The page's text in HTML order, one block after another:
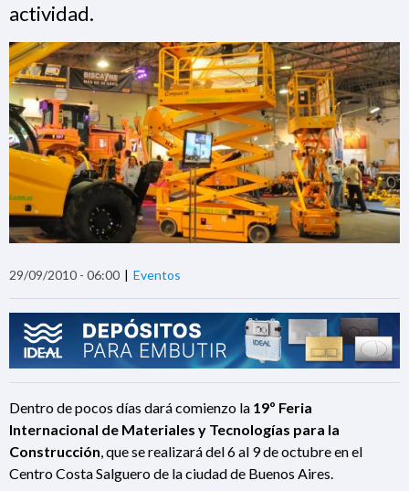
actividad.
29/09/2010 - 06:00 Eventos
Dentro de pocos días dará comienzo la 19º Feria
Internacional de Materiales y Tecnologías para la
Construcción, que se realizará del 6 al 9 de octubre en el
Centro Costa Salguero de la ciudad de Buenos Aires.